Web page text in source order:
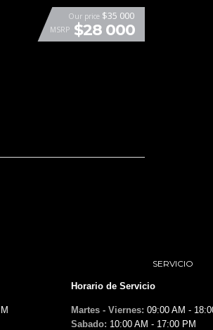
Our price $35 000
MSRP $28 000
SERVICIO
Horario de Servicio
Martes - Viernes: 09:00 AM -
Sabado: 10:00 AM - 17:00 PM